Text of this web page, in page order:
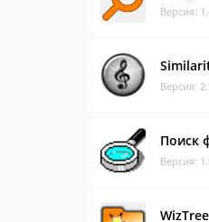
Версия:
Версия:
Поиск
Версия:
WizTree